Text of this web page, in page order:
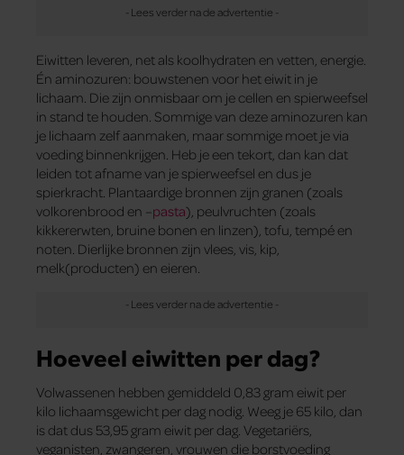
Eiwitten leveren, net als koolhydraten en vetten, energie.
Én aminozuren: bouwstenen voor het eiwit in je
lichaam. Die zijn onmisbaar om je cellen en spierweefsel
in stand te houden. Sommige van deze aminozuren kan
je lichaam zelf aanmaken, maar sommige moet je via
voeding binnenkrijgen. Heb je een tekort, dan kan dat
leiden tot afname van je spierweefsel en dus je
spierkracht. Plantaardige bronnen zijn granen (zoals
volkorenbrood en –pasta), peulvruchten (zoals
kikkererwten, bruine bonen en linzen), tofu, tempé en
noten. Dierlijke bronnen zijn vlees, vis, kip,
melk(producten) en eieren.
Hoeveel eiwitten per dag?
Volwassenen hebben gemiddeld 0,83 gram eiwit per
kilo lichaamsgewicht per dag nodig. Weeg je 65 kilo, dan
is dat dus 53,95 gram eiwit per dag. Vegetariërs,
veganisten, zwangeren, vrouwen die borstvoeding